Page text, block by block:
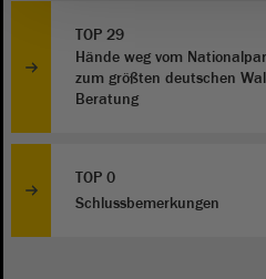
TOP 29
Hände weg vom
zum größten deutschen
Beratung
TOP 0
Schlussbemerkungen